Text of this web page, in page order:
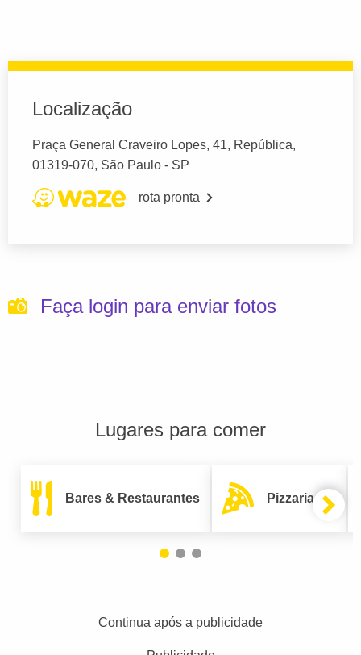
Localização
Praça General Craveiro Lopes, 41, República,
01319-070, São Paulo - SP
rota pronta
Faça login para enviar fotos
Lugares para comer
Bares & Restaurantes Pizzarias
Continua após a publicidade